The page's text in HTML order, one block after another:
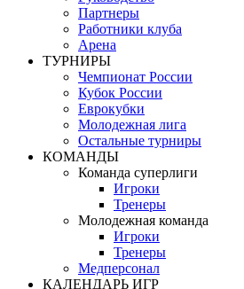
Партнеры
Работники клуба
Арена
ТУРНИРЫ
Чемпионат России
Кубок России
Еврокубки
Молодежная лига
Остальные турниры
КОМАНДЫ
Команда суперлиги
Игроки
Тренеры
Молодежная команда
Игроки
Тренеры
Медперсонал
КАЛЕНДАРЬ ИГР